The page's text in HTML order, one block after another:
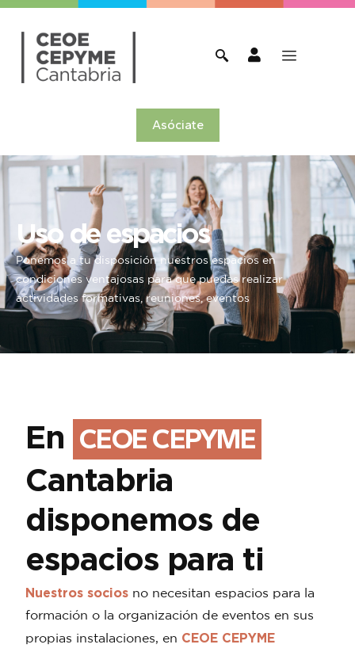
Asóciate
Uso de espacios
Ponemos a tu disposición nuestros espacios en
condiciones ventajosas para que puedas realizar
actividades formativas, reuniones, eventos
En CEOE CEPYME
Cantabria
disponemos de
espacios para ti
Nuestros socios no necesitan espacios para la
formación o la organización de eventos en sus
propias instalaciones, en CEOE CEPYME